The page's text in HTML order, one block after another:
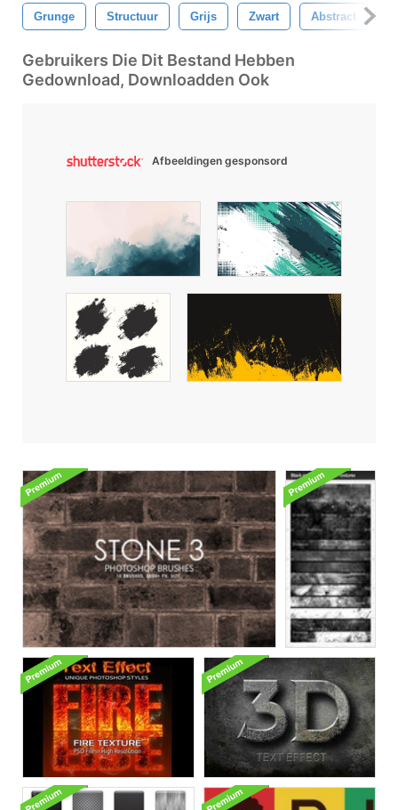
Grunge Structuur Grijs Zwart Abstract
Gebruikers Die Dit Bestand Hebben
Gedownload, Downloadden Ook
Afbeeldingen gesponsord